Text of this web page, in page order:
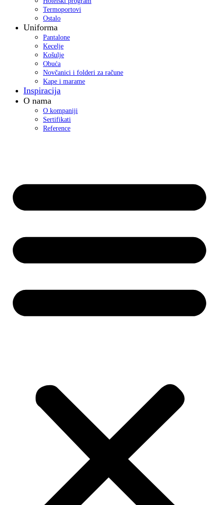
Termoportovi
Ostalo
Uniforma
Pantalone
Kecelje
Košulje
Obuća
Novčanici i folderi za račune
Kape i marame
Inspiracija
O nama
O kompaniji
Sertifikati
Reference